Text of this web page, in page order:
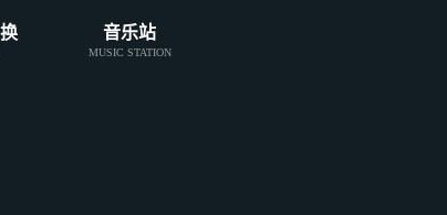
音乐站
MUSIC STATION